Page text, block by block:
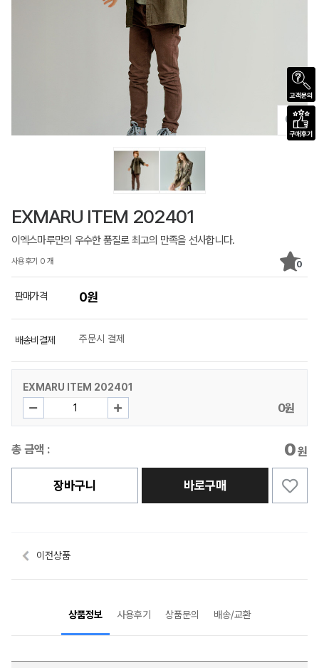
EXMARU ITEM 202401
이엑스마루만의 우수한 품질로 최고의 만족을 선사합니다.
사용후기 0 개 0
판매가격 0원
배송비결제 주문시 결제
EXMARU ITEM 202401
0원
총 금액 : 0원
장바구니 바로구매
이전상품
상품정보 사용후기 상품문의 배송/교환